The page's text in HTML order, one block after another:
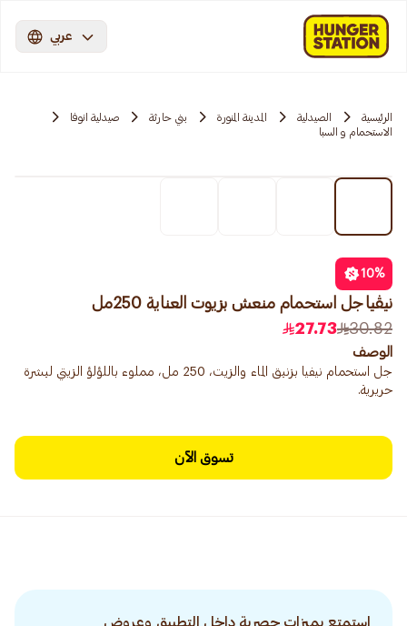
عربي
الرئيسية الصيدلية المدينة المنورة بني حارثة
صيدلية انوفا
الاستحمام و السبا
10%
نيڤيا جل استحمام منعش بزيوت العناية 250مل
30.82
27.73
الوصف
جل استحمام نيفيا بزنبق الماء والزيت، 250 مل، مملوء باللؤلؤ الزيتي لبشرة
حريرية.
تسوق الآن
استمتع بميزات حصرية داخل التطبيق وعروض